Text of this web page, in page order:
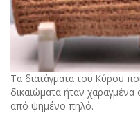
Τα διατάγματα του Κύρου
δικαιώματα ήταν
από ψημένο πηλό.